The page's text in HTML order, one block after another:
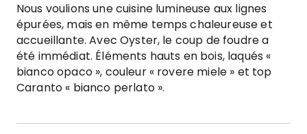
Nous voulions une cuisine lumineuse aux lignes
épurées, mais en même temps chaleureuse et
accueillante. Avec Oyster, le coup de foudre a
été immédiat. Éléments hauts en bois, laqués «
bianco opaco », couleur « rovere miele » et top
Caranto « bianco perlato ».